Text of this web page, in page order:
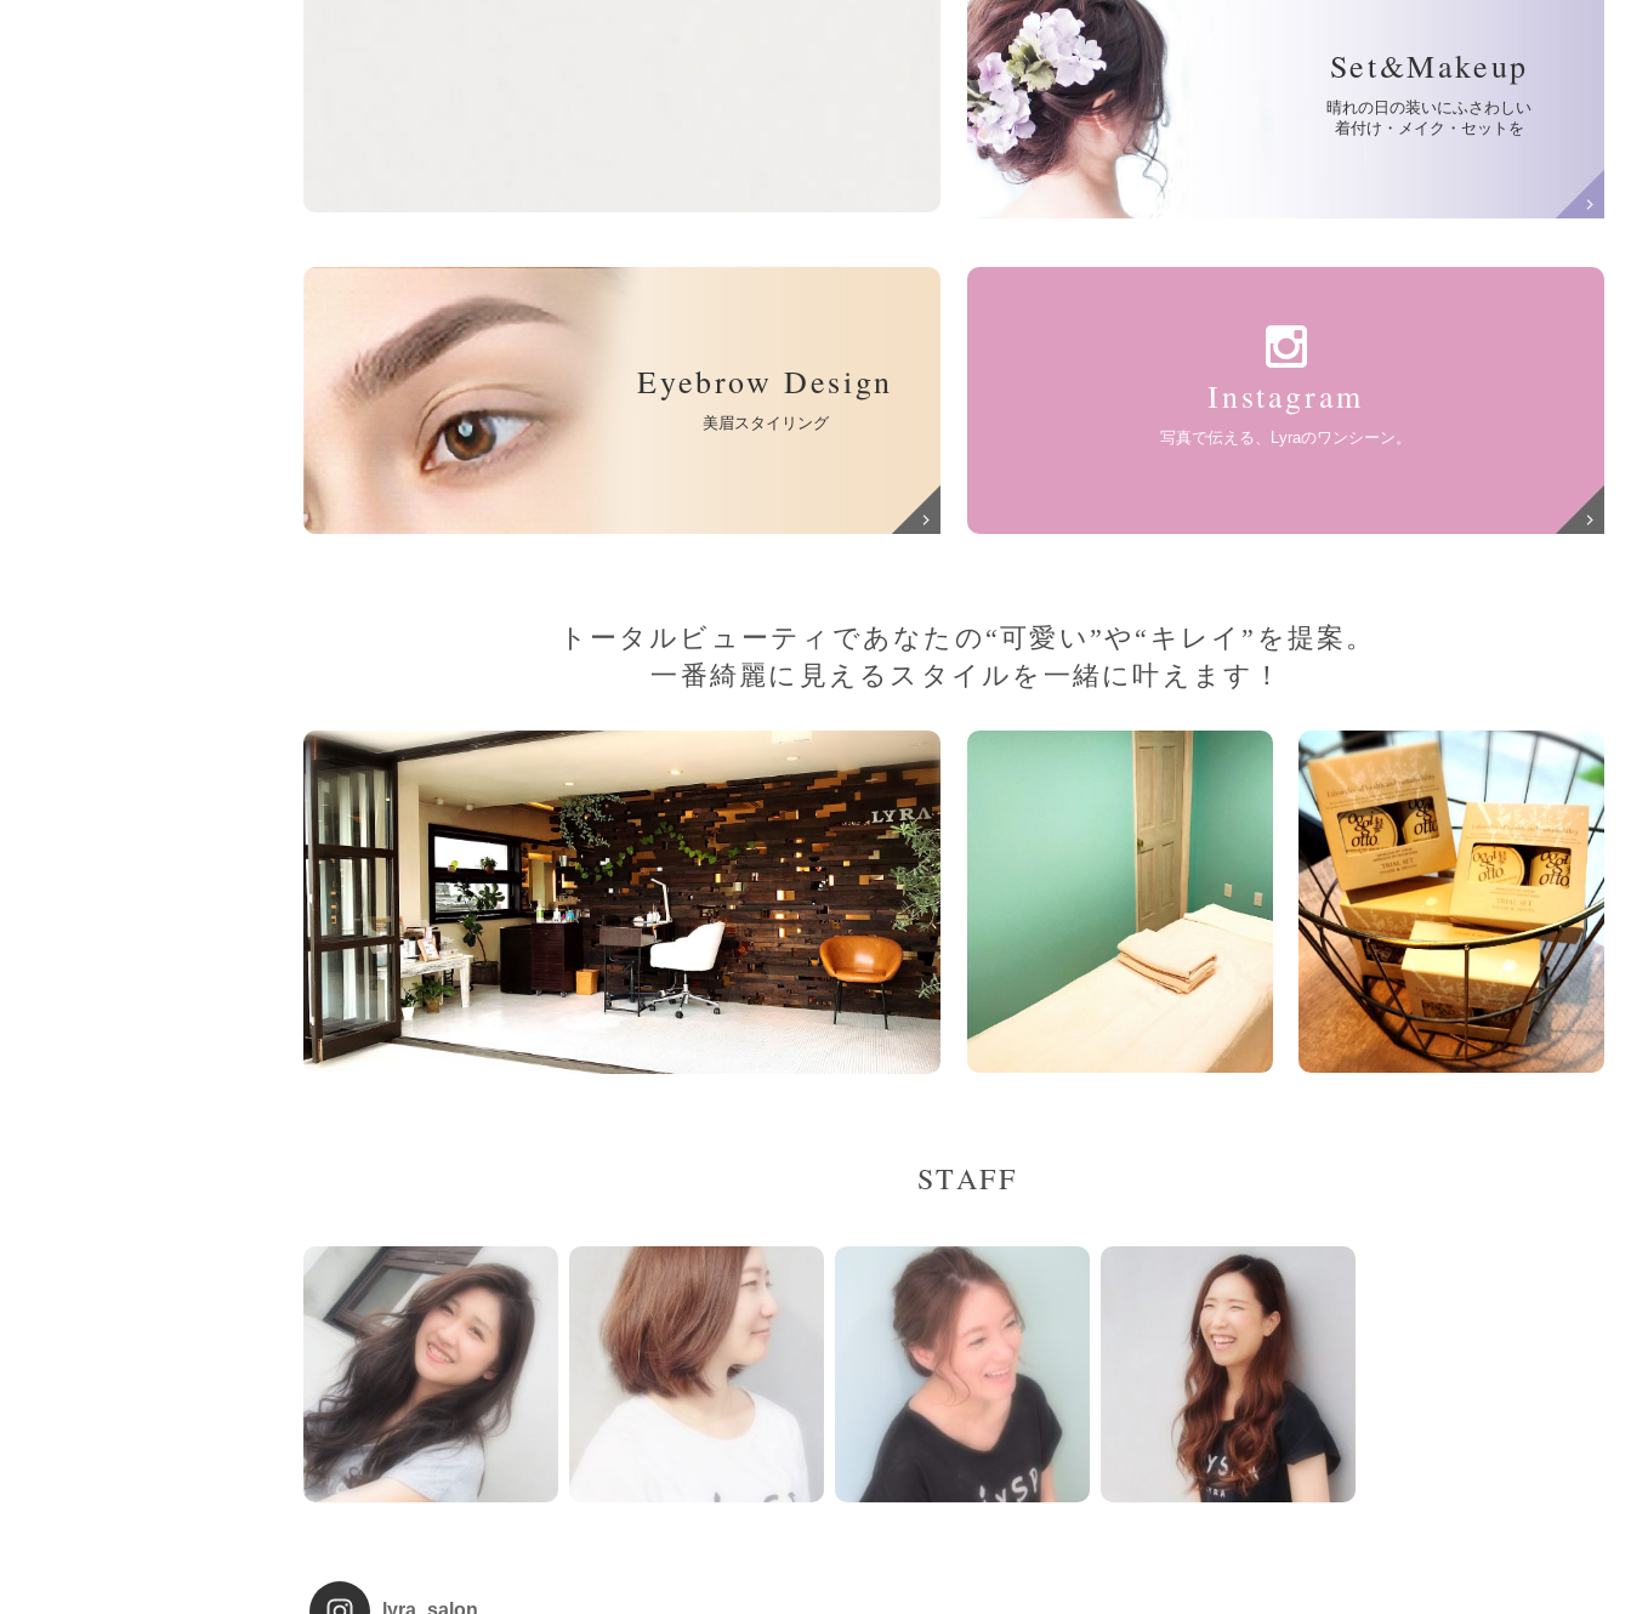
Set&Makeup
晴れの日の装いにふさわしい
着付け・メイク・セットを
Eyebrow Design
美眉スタイリング
Instagram
写真で伝える、Lyraのワンシーン。
トータルビューティであなたの“可愛い”や“キレイ”を提案。
一番綺麗に見えるスタイルを一緒に叶えます！
STAFF
lyra_salon